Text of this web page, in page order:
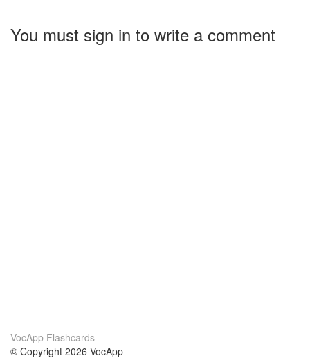
You must sign in to write a comment
VocApp Flashcards
© Copyright 2026 VocApp